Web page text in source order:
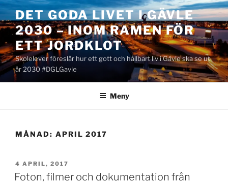
Hoppa
till
innehåll
DET GODA LIVET I GÄVLE
2030 – INOM RAMEN FÖR
ETT JORDKLOT
Skolelever föreslår hur ett gott och hållbart liv i Gävle ska se ut
år 2030 #DGLGavle
Meny
MÅNAD: APRIL 2017
PUBLICERAT
4 APRIL, 2017
Foton, filmer och dokumentation från